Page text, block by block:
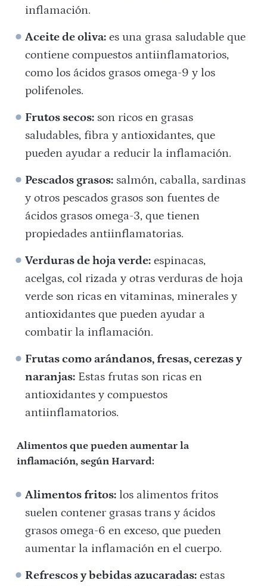
inflamación.
Aceite de oliva: es una grasa saludable que
contiene compuestos antiinflamatorios,
como los ácidos grasos omega-9 y los
polifenoles.
Frutos secos: son ricos en grasas
saludables, fibra y antioxidantes, que
pueden ayudar a reducir la inflamación.
Pescados grasos: salmón, caballa, sardinas
y otros pescados grasos son fuentes de
ácidos grasos omega-3, que tienen
propiedades antiinflamatorias.
Verduras de hoja verde: espinacas,
acelgas, col rizada y otras verduras de hoja
verde son ricas en vitaminas, minerales y
antioxidantes que pueden ayudar a
combatir la inflamación.
Frutas como arándanos, fresas, cerezas y
naranjas: Estas frutas son ricas en
antioxidantes y compuestos
antiinflamatorios.
Alimentos que pueden aumentar la
inflamación, según Harvard:
Alimentos fritos: los alimentos fritos
suelen contener grasas trans y ácidos
grasos omega-6 en exceso, que pueden
aumentar la inflamación en el cuerpo.
Refrescos y bebidas azucaradas: estas